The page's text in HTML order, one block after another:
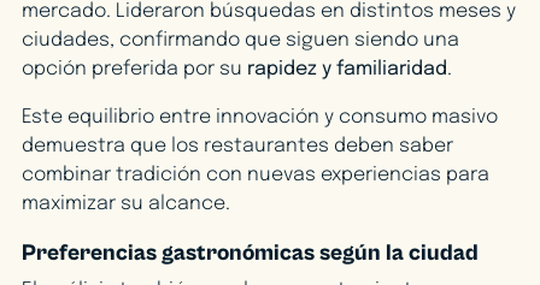
mercado. Lideraron búsquedas en distintos meses y
ciudades, confirmando que siguen siendo una
opción preferida por su rapidez y familiaridad.
Este equilibrio entre innovación y consumo masivo
demuestra que los restaurantes deben saber
combinar tradición con nuevas experiencias para
maximizar su alcance.
Preferencias gastronómicas según la ciudad